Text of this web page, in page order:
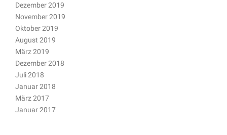
Dezember 2019
November 2019
Oktober 2019
August 2019
März 2019
Dezember 2018
Juli 2018
Januar 2018
März 2017
Januar 2017